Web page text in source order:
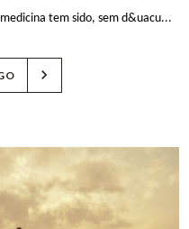
tem sido, sem d&uacu...
chevron_right